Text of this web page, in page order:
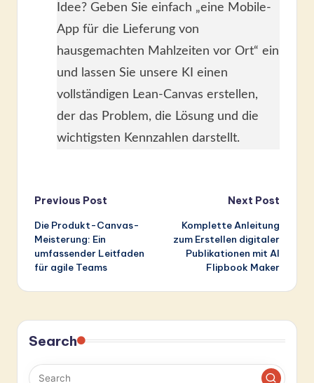
Idee? Geben Sie einfach „eine Mobile-
App für die Lieferung von
hausgemachten Mahlzeiten vor Ort“ ein
und lassen Sie unsere KI einen
vollständigen Lean-Canvas erstellen,
der das Problem, die Lösung und die
wichtigsten Kennzahlen darstellt.
Post
navigation
Previous Post
Die Produkt-Canvas-
Meisterung: Ein
umfassender Leitfaden
für agile Teams
Next Post
Komplette Anleitung
zum Erstellen digitaler
Publikationen mit AI
Flipbook Maker
Search